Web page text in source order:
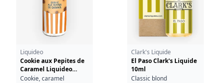
Liquideo
Cookie aux Pepites de
Caramel Liquideo
Bakery 10ml
Cookie, caramel
Clark's Liquide
El Paso Clark's Liquide
10ml
Classic blond